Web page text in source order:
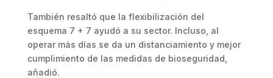
También resaltó que la flexibilización del
esquema 7 + 7 ayudó a su sector. Incluso, al
operar más días se da un distanciamiento y mejor
cumplimiento de las medidas de bioseguridad,
añadió.